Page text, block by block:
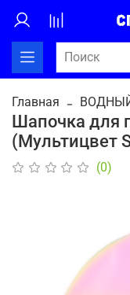
Главная
Шапочка для
(Мультицвет
(0)